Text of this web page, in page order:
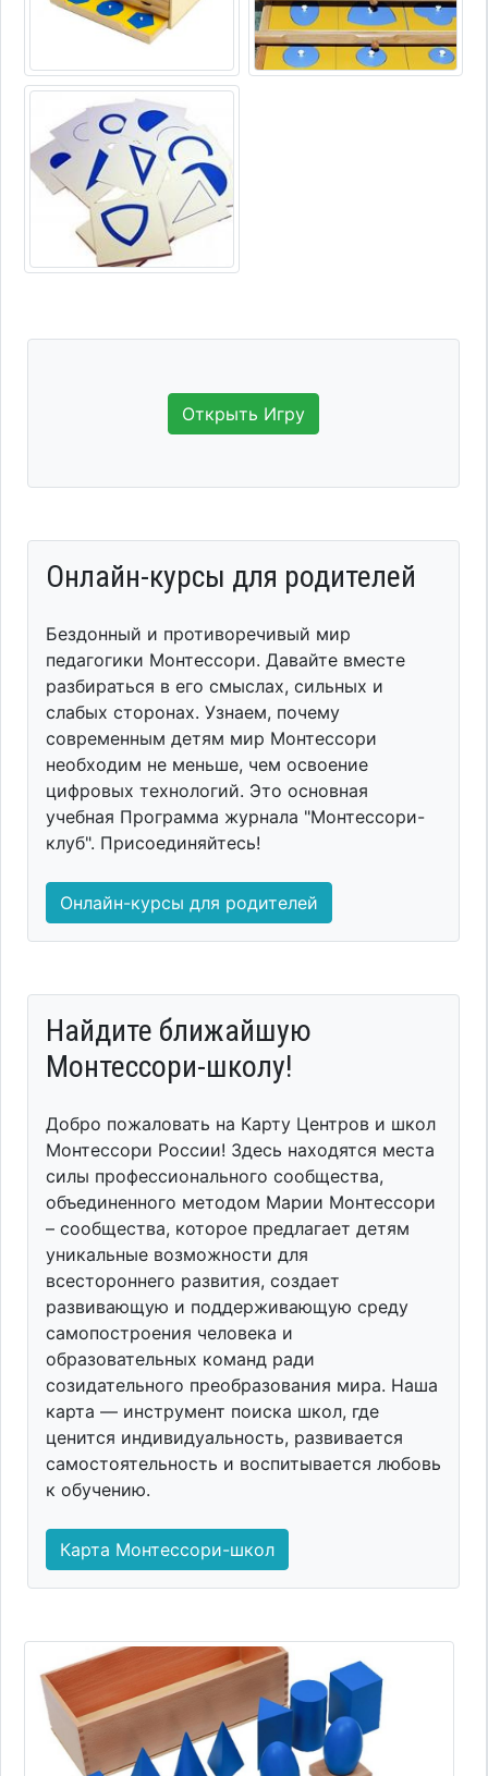
Открыть Игру
Онлайн-курсы для родителей
Бездонный и противоречивый мир
педагогики Монтессори. Давайте вместе
разбираться в его смыслах, сильных и
слабых сторонах. Узнаем, почему
современным детям мир Монтессори
необходим не меньше, чем освоение
цифровых технологий. Это основная
учебная Программа журнала "Монтессори-
клуб". Присоединяйтесь!
Онлайн-курсы для родителей
Найдите ближайшую
Монтессори-школу!
Добро пожаловать на Карту Центров и школ
Монтессори России! Здесь находятся места
силы профессионального сообщества,
объединенного методом Марии Монтессори
– сообщества, которое предлагает детям
уникальные возможности для
всестороннего развития, создает
развивающую и поддерживающую среду
самопостроения человека и
образовательных команд ради
созидательного преобразования мира. Наша
карта — инструмент поиска школ, где
ценится индивидуальность, развивается
самостоятельность и воспитывается любовь
к обучению.
Карта Монтессори-школ